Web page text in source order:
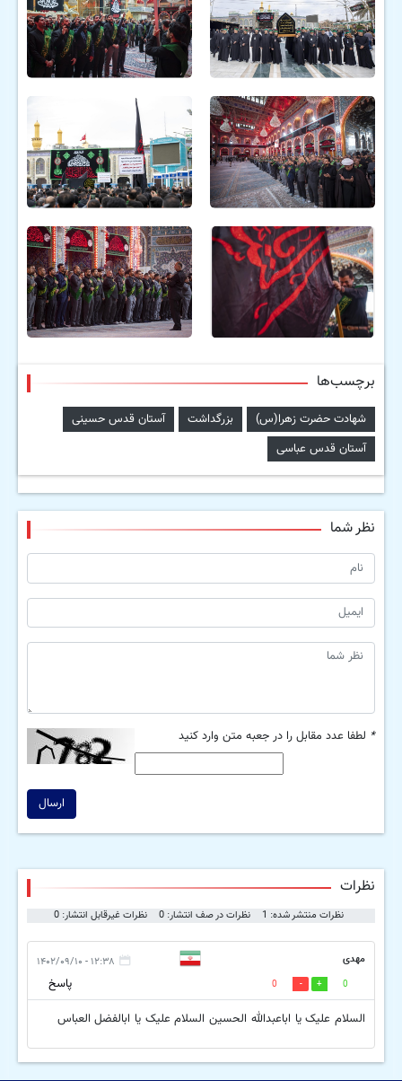
برچسب‌ها
شهادت حضرت زهرا(س) بزرگداشت
آستان قدس حسینی
آستان قدس عباسی
نظر شما
* لطفا عدد مقابل را در جعبه متن وارد کنید
ارسال
نظرات
نظرات منتشر شده: 1 نظرات در صف انتشار: 0 نظرات غیرقابل انتشار: 0
مهدی ۱۲:۳۸ - ۱۴۰۲/۰۹/۱۰
0
0
پاسخ
السلام علیک یا اباعبدالله الحسین السلام علیک یا ابالفضل العباس